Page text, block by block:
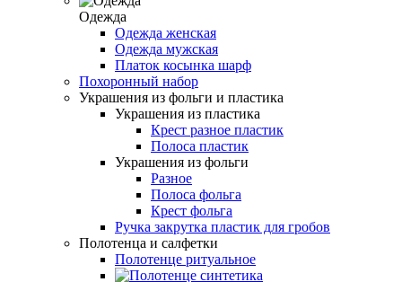
Одежда
Одежда женская
Одежда мужская
Платок косынка шарф
Похоронный набор
Украшения из фольги и пластика
Украшения из пластика
Крест разное пластик
Полоса пластик
Украшения из фольги
Разное
Полоса фольга
Крест фольга
Ручка закрутка пластик для гробов
Полотенца и салфетки
Полотенце ритуальное